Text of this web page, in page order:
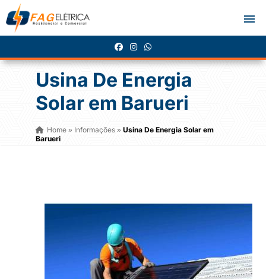
Usina De Energia
Solar em Barueri
Home» Informações » Usina De Energia Solar em
Barueri